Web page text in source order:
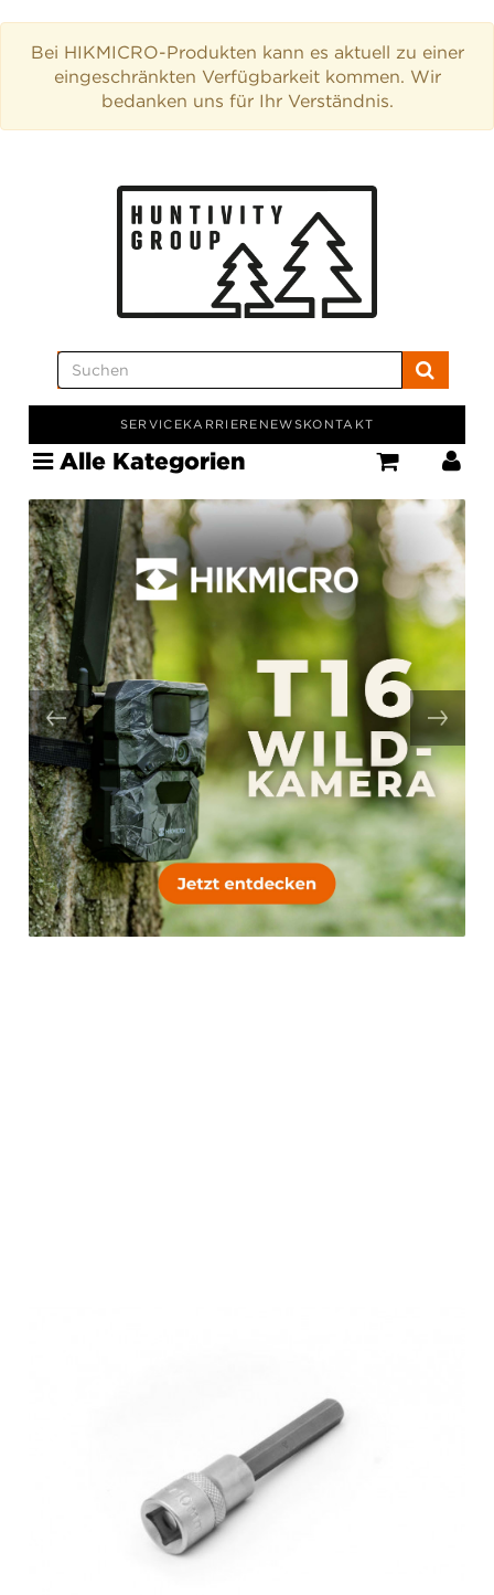
Bei HIKMICRO-Produkten kann es aktuell zu einer
eingeschränkten Verfügbarkeit kommen. Wir
bedanken uns für Ihr Verständnis.
SERVICEKARRIERE NEWSKONTAKT
Alle Kategorien